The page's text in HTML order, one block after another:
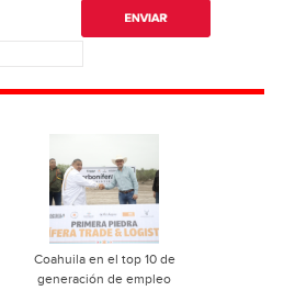
Coahuila en el top 10 de
generación de empleo